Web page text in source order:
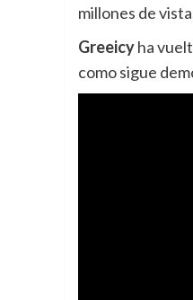
millones de
Greeicyha
como sigue